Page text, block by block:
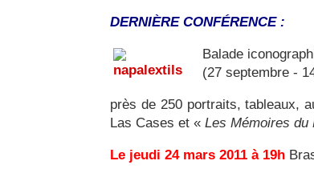
DERNIÈRE CONFÉRENCE :
Balade
(27 septembre -
près de 250 portraits, tableaux,
Las Cases et « Les Mémoires du
Le jeudi 24 mars 2011 à 19h